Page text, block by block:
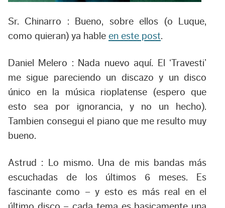
Sr. Chinarro :
Bueno, sobre ellos (o Luque,
como quieran) ya hable en este post.
Daniel Melero : Nada nuevo aquí. El ‘Travesti’
me sigue pareciendo un discazo y un disco
único en la música rioplatense (espero que
esto sea por ignorancia, y no un hecho).
Tambien consegui el piano que me resulto muy
bueno.
Astrud : Lo mismo. Una de mis bandas más
escuchadas de los últimos 6 meses. Es
fascinante como – y esto es más real en el